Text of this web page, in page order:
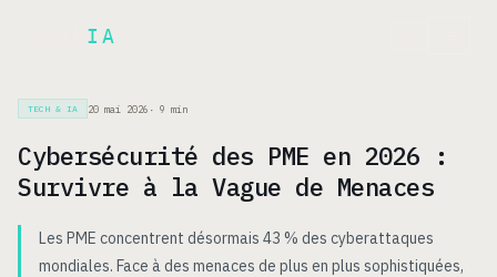
IA
TECH & IA 20 mai 2026 · 9 min
Cybersécurité des PME en 2026 :
Survivre à la Vague de Menaces
Les PME concentrent désormais 43 % des cyberattaques
mondiales. Face à des menaces de plus en plus sophistiquées,